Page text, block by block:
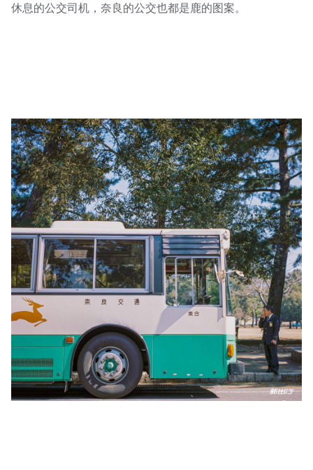
休息的公交司机，奈良的公交也都是鹿的图案。